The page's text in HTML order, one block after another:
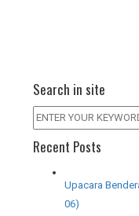
Search in site
Recent Posts
Upacara
06)